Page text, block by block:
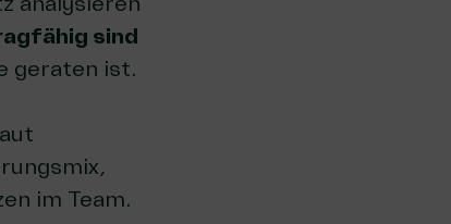
sind
geraten ist.
im Team.